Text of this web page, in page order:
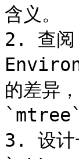
含义。
2. 查
的差异
`mtree`
3. 设计